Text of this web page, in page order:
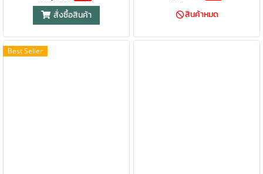
สั่งซื้อสินค้า สินค้าหมด
Best Seller